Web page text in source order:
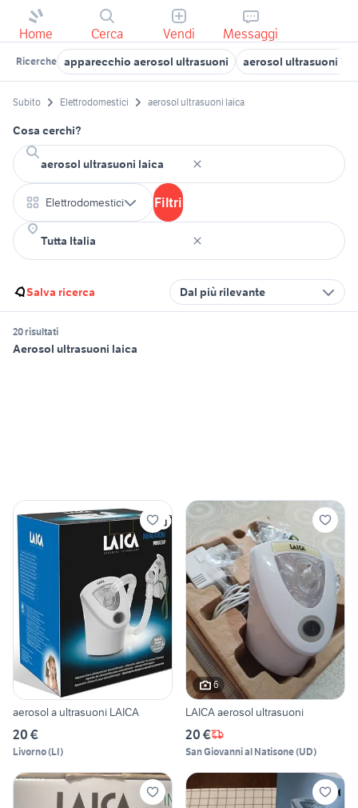
Home Cerca Vendi Messaggi
Ricerche apparecchio aerosol ultrasuoni aerosol ultrasuoni
Subito Elettrodomestici aerosol ultrasuoni laica
Cosa cerchi?
Elettrodomestici Filtri
Salva ricerca Dal più rilevante
20 risultati
Aerosol ultrasuoni laica
aerosol a ultrasuoni LAICA
20 €
Livorno(LI)
6
LAICA aerosol ultrasuoni
20 €
San Giovanni al Natisone(UD)